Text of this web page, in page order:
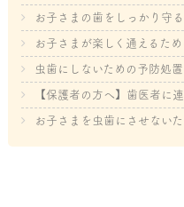
お子さまの歯をしっかり守
お子さまが楽しく通えるため
虫歯にしないための予防処置
【保護者の方へ】歯医者に
お子さまを虫歯にさせない